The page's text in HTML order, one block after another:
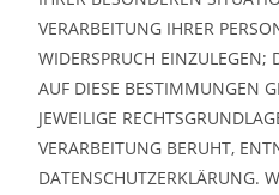
VERARBEITUNG IHRER
WIDERSPRUCH EINZULEGEN;
AUF DIESE BESTIMMUNGEN
JEWEILIGE
VERARBEITUNG BERUHT,
DATENSCHUTZERKLÄRUNG.